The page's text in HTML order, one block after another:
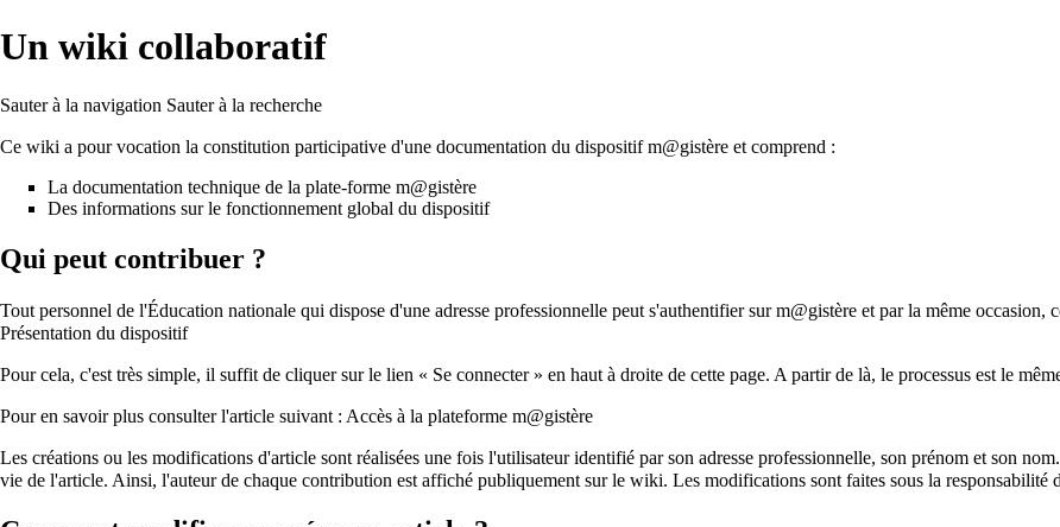
Un wiki collaboratif
Sauter à la navigation Sauter à la recherche
Ce wiki a pour vocation la constitution participative d'une documentation du dispositif m@gistère et comprend :
La documentation technique de la plate-forme m@gistère
Des informations sur le fonctionnement global du dispositif
Qui peut contribuer ?
Tout personnel de l'Éducation nationale qui dispose d'une adresse professionnelle peut s'authentifier sur m@gistère et par la même
Présentation du dispositif
Pour cela, c'est très simple, il suffit de cliquer sur le lien « Se connecter » en haut à droite de cette page. A partir de là, le processus est le
Pour en savoir plus consulter l'article suivant : Accès à la plateforme m@gistère
Les créations ou les modifications d'article sont réalisées une fois l'utilisateur identifié par son adresse professionnelle, son prénom et son
vie de l'article. Ainsi, l'auteur de chaque contribution est affiché publiquement sur le wiki. Les modifications sont faites sous la responsabilité